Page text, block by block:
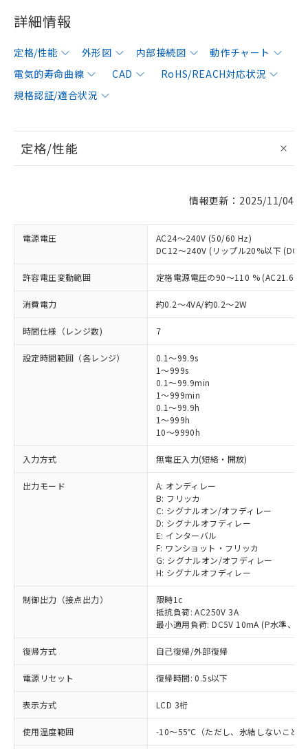
詳細情報
定格/性能 外形図 内部接続図
動作チャート
電気的寿命曲線
CAD
RoHS/REACH対応状況
規格認証/適合状況
定格/性能
情報更新：2025/11/04
電源電圧
AC24～240V (50/60 Hz)
DC12～240V (リップル20%以下
許容電圧変動範囲 定格電源電圧の90～110 % (AC21.6～
消費電力 約0.2～4VA/約0.2～2W
時間仕様（レンジ数) 7
設定時間範囲（各レンジ）
0.1～99.9s
1～999s
0.1～99.9min
1～999min
0.1～99.9h
1～999h
10～9990h
入力方式 無電圧入力(短絡・開放)
出力モード
A: オンディレー
B: フリッカ
C: シグナルオン/オフディレー
D: シグナルオフディレー
E: インターバル
F: ワンショット・フリッカ
G: シグナルオン/オフディレー
H: シグナルオフディレー
制御出力（接点出力）
限時1c
抵抗負荷: AC250V 3A
最小適用負荷: DC5V 10mA (P水準、参
復帰方式 自己復帰/外部復帰
電源リセット 復帰時間: 0.5s以下
表示方式 LCD 3桁
使用温度範囲 -10～55℃（ただし、氷結しないこと）
対応済み：EU RoHS指令（10物質）の
非含有に対応した製品が提供可能な商品で
対応予定：EU RoHS指令（10物質）の非含
有に対応した製品に切り替える予定のある
商品です。